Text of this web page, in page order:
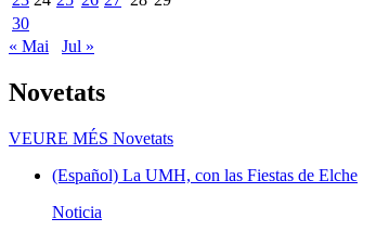
30
« Mai
Jul »
Novetats
VEURE MÉS Novetats
(Español) La UMH, con las Fiestas de Elche
Noticia